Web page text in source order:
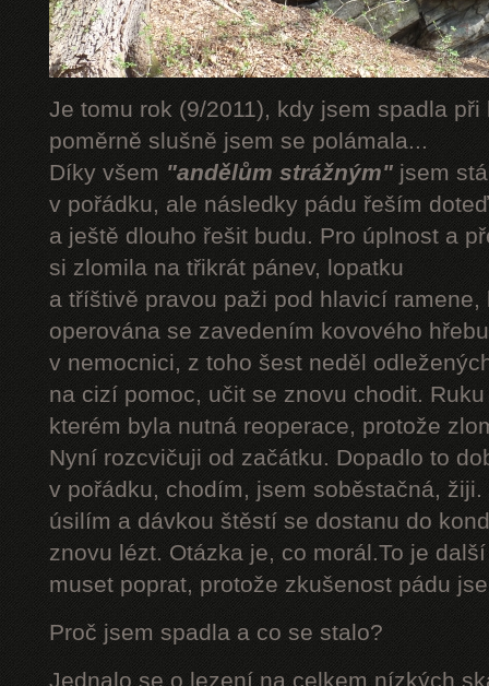
Je tomu rok (9/2011), kdy jsem spadla
poměrně slušně jsem se polámala...
Díky všem "andělům strážným" jsem
v pořádku, ale následky pádu řeším doteď
a ještě dlouho řešit budu. Pro úplnost a
si zlomila na třikrát pánev, lopatku
a tříštivě pravou paži pod hlavicí ramene,
operována se zavedením kovového
v nemocnici, z toho šest neděl
na cizí pomoc, učit se znovu chodit.
kterém byla nutná reoperace, protože
Nyní rozcvičuji od začátku. Dopadlo to
v pořádku, chodím, jsem soběstačná,
úsilím a dávkou štěstí se dostanu do
znovu lézt. Otázka je, co morál.To je
muset poprat, protože zkušenost pádu
Proč jsem spadla a co se stalo?
Jednalo se o lezení na celkem nízkých